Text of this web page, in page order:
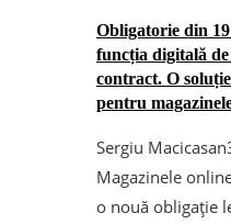
Obligatorie din
funcția digitală
contract. O
pentru
Sergiu Macicasan
Magazinele
o nouă obligație